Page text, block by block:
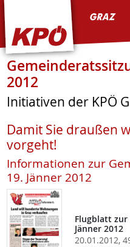
2012
Initiativen der KPÖ
Damit Sie draußen
vorgeht!
Informationen zur
19. Jänner 2012
Flugblatt zur
Jänner 2012
20.01.2012,